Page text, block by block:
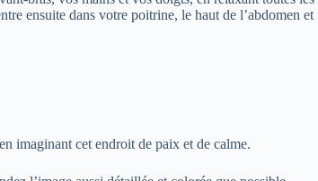
ensuite dans votre poitrine, le haut de l’abdomen et
imaginant cet endroit de paix et de calme.